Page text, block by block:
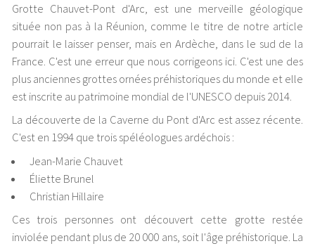
Grotte Chauvet-Pont d'Arc, est une merveille géologique
située non pas à la Réunion, comme le titre de notre article
pourrait le laisser penser, mais en Ardèche, dans le sud de la
France. C'est une erreur que nous corrigeons ici. C'est une des
plus anciennes grottes ornées préhistoriques du monde et elle
est inscrite au patrimoine mondial de l'UNESCO depuis 2014.
La découverte de la Caverne du Pont d'Arc est assez récente.
C'est en 1994 que trois spéléologues ardéchois :
Jean-Marie Chauvet
Éliette Brunel
Christian Hillaire
Ces trois personnes ont découvert cette grotte restée
inviolée pendant plus de 20 000 ans, soit l'âge préhistorique. La